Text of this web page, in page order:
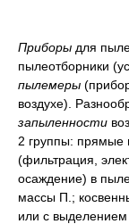
Приборы для
пылеотборники
пылемеры
воздухе).
запыленности
2 группы:
(фильтрация,
осаждение) в
массы П.;
или с